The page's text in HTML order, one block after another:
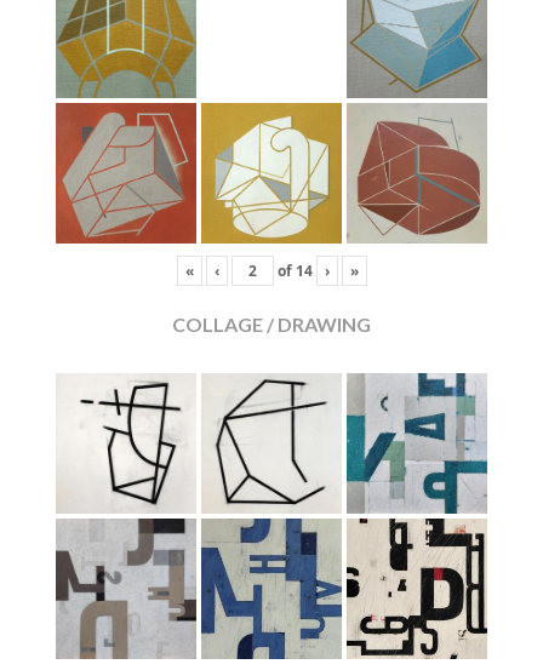
« ‹ of 14 › »
COLLAGE / DRAWING